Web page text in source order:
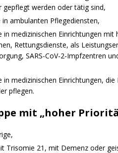
gepflegt werden oder tätig sind,
ambulanten Pflegediensten,
in medizinischen Einrichtungen
Rettungsdienste, als
SARS-CoV-2-Impfzentren
in medizinischen Einrichtungen,
pflegen.
mit „hoher
Trisomie 21, mit Demenz oder